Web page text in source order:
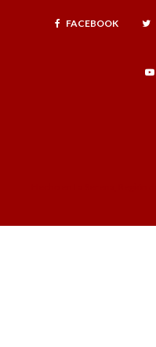
FACEBOOK